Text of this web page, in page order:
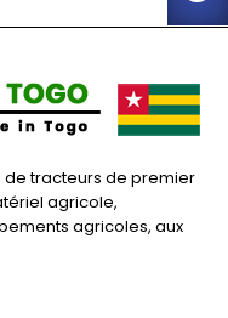
de tracteurs de premier
agricole,
agricoles, aux